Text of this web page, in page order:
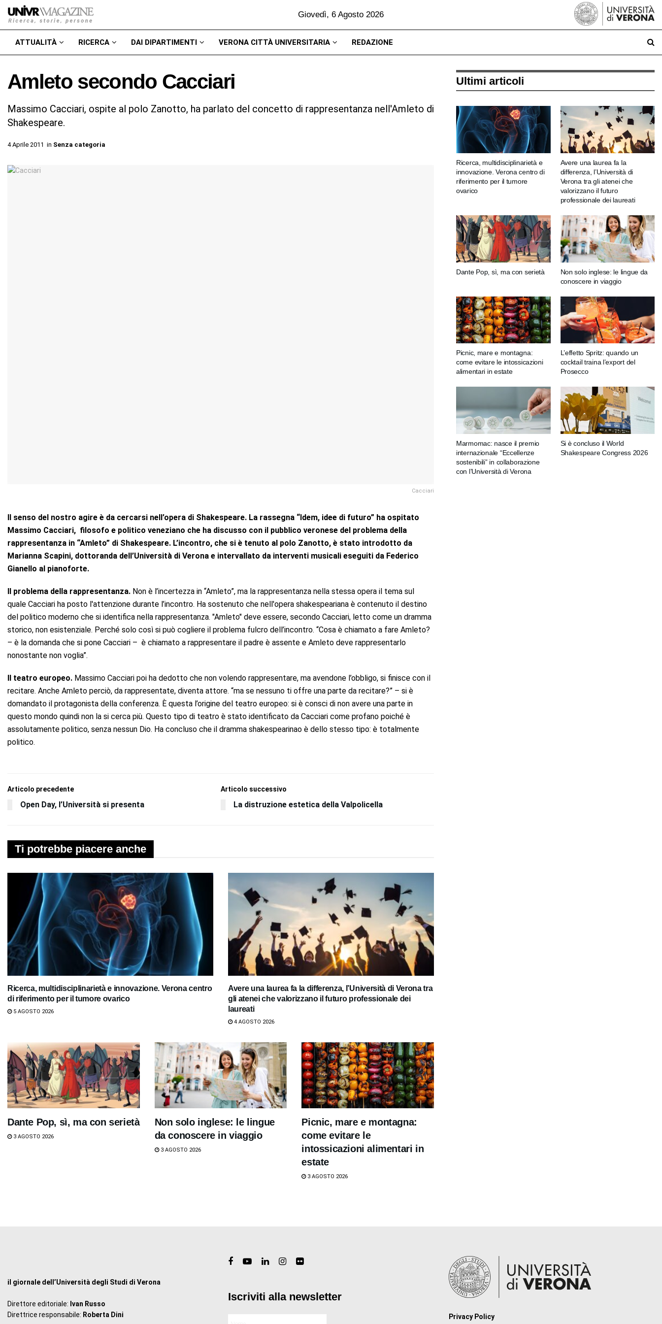
Giovedì, 6 Agosto 2026
ATTUALITÀ RICERCA DAI DIPARTIMENTI VERONA CITTÀ UNIVERSITARIA REDAZIONE
Amleto secondo Cacciari
Massimo Cacciari, ospite al polo Zanotto, ha parlato del concetto di rappresentanza nell'Amleto di
Shakespeare.
4 Aprile 2011 in Senza categoria
Cacciari
Il senso del nostro agire è da cercarsi nell’opera di Shakespeare. La rassegna “Idem, idee di futuro” ha ospitato
Massimo Cacciari, filosofo e politico veneziano che ha discusso con il pubblico veronese del problema della
rappresentanza in “Amleto” di Shakespeare. L’incontro, che si è tenuto al polo Zanotto, è stato introdotto da
Marianna Scapini, dottoranda dell’Università di Verona e intervallato da interventi musicali eseguiti da Federico
Gianello al pianoforte.
Il problema della rappresentanza. Non è l’incertezza in “Amleto”, ma la rappresentanza nella stessa opera il tema sul
quale Cacciari ha posto l'attenzione durante l’incontro. Ha sostenuto che nell'opera shakespeariana è contenuto il destino
del politico moderno che si identifica nella rappresentanza. "Amleto" deve essere, secondo Cacciari, letto come un dramma
storico, non esistenziale. Perché solo così si può cogliere il problema fulcro dell’incontro. “Cosa è chiamato a fare Amleto?
– è la domanda che si pone Cacciari – è chiamato a rappresentare il padre è assente e Amleto deve rappresentarlo
nonostante non voglia”.
Il teatro europeo. Massimo Cacciari poi ha dedotto che non volendo rappresentare, ma avendone l’obbligo, si finisce con il
recitare. Anche Amleto perciò, da rappresentate, diventa attore. “ma se nessuno ti offre una parte da recitare?” – si è
domandato il protagonista della conferenza. È questa l’origine del teatro europeo: si è consci di non avere una parte in
questo mondo quindi non la si cerca più. Questo tipo di teatro è stato identificato da Cacciari come profano poiché è
assolutamente politico, senza nessun Dio. Ha concluso che il dramma shakespearinao è dello stesso tipo: è totalmente
politico.
Articolo precedente
Open Day, l’Università si presenta
Articolo successivo
La distruzione estetica della Valpolicella
Ti potrebbe piacere anche
Ricerca, multidisciplinarietà e innovazione. Verona centro
di riferimento per il tumore ovarico
5 AGOSTO 2026
Avere una laurea fa la differenza, l’Università di Verona tra
gli atenei che valorizzano il futuro professionale dei
laureati
4 AGOSTO 2026
Dante Pop, sì, ma con serietà
3 AGOSTO 2026
Non solo inglese: le lingue
da conoscere in viaggio
3 AGOSTO 2026
Picnic, mare e montagna:
come evitare le
intossicazioni alimentari in
estate
3 AGOSTO 2026
Ultimi articoli
Ricerca, multidisciplinarietà e
innovazione. Verona centro di
riferimento per il tumore
ovarico
Avere una laurea fa la
differenza, l’Università di
Verona tra gli atenei che
valorizzano il futuro
professionale dei laureati
Dante Pop, sì, ma con serietà
Non solo inglese: le lingue da
conoscere in viaggio
Picnic, mare e montagna:
come evitare le intossicazioni
alimentari in estate
L’effetto Spritz: quando un
cocktail traina l’export del
Prosecco
Marmomac: nasce il premio
internazionale “Eccellenze
sostenibili” in collaborazione
con l’Università di Verona
Si è concluso il World
Shakespeare Congress 2026
il giornale dell’Università degli Studi di Verona
Direttore editoriale: Ivan Russo
Direttrice responsabile: Roberta Dini
Iscriviti alla newsletter
Privacy Policy